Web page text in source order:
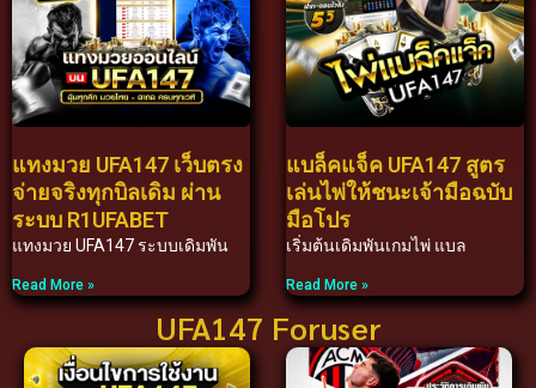
แทงมวย UFA147 เว็บตรง
จ่ายจริงทุกบิลเดิม ผ่าน
ระบบ R1UFABET
แทงมวย UFA147 ระบบเดิมพัน
Read More »
แบล็คแจ็ค UFA147 สูตร
เล่นไพ่ให้ชนะเจ้ามือฉบับ
มือโปร
เริ่มต้นเดิมพันเกมไพ่ แบล
Read More »
UFA147 Foruser